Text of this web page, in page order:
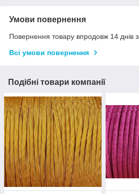
Умови повернення
Повернення товару впродовж 14 днів
Всі умови повернення
Подібні товари компанії